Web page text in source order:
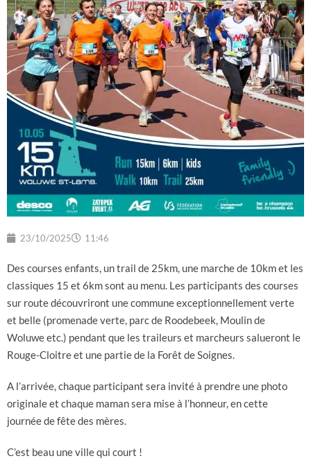
23/10/2025 11:46
Des courses enfants, un trail de 25km, une marche de 10km et les
classiques 15 et 6km sont au menu. Les participants des courses
sur route découvriront une commune exceptionnellement verte
et belle (promenade verte, parc de Roodebeek, Moulin de
Woluwe etc.) pendant que les traileurs et marcheurs salueront le
Rouge-Cloitre et une partie de la Forêt de Soignes.
A l’arrivée, chaque participant sera invité à prendre une photo
originale et chaque maman sera mise à l’honneur, en cette
journée de fête des mères.
C’est beau une ville qui court !